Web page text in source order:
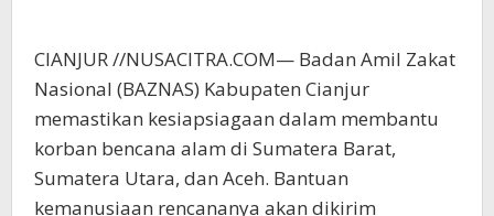
CIANJUR //NUSACITRA.COM— Badan Amil Zakat
Nasional (BAZNAS) Kabupaten Cianjur
memastikan kesiapsiagaan dalam membantu
korban bencana alam di Sumatera Barat,
Sumatera Utara, dan Aceh. Bantuan
kemanusiaan rencananya akan dikirim